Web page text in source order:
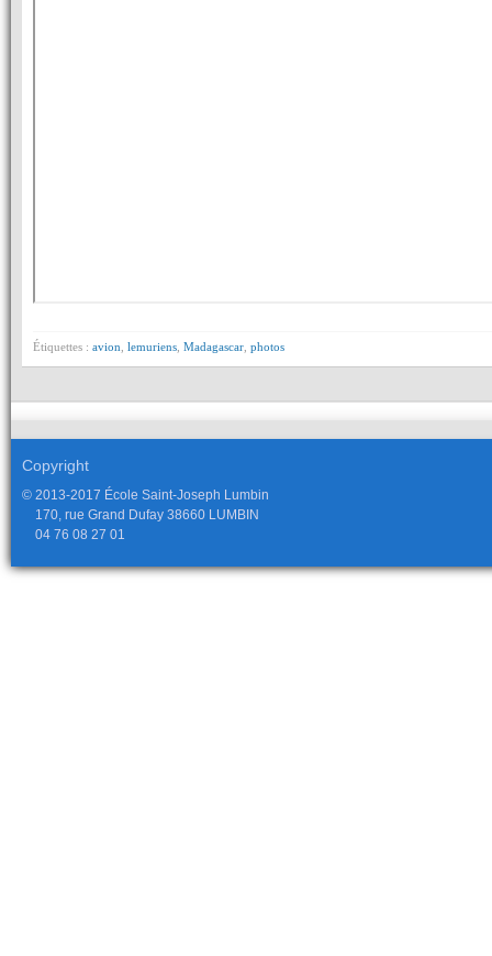
Étiquettes : avion lemuriens Madagascar photos
Copyright
© 2013-2017 École Saint-Joseph Lumbin
170, rue Grand Dufay 38660 LUMBIN
04 76 08 27 01